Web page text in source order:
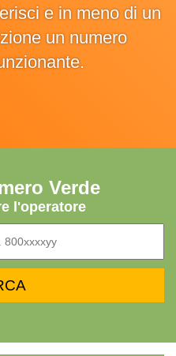
e in meno di un
un numero
Verde
l'operatore